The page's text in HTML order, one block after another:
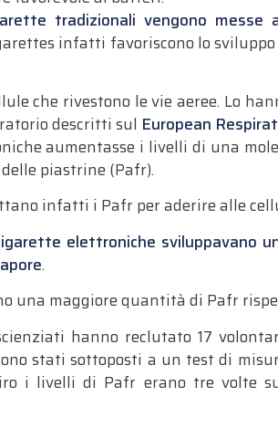
tradizionali vengono messe
infatti favoriscono lo
che rivestono le vie aeree. Lo
descritti sul European
aumentasse i livelli di una
piastrine (Pafr).
infatti i Pafr per aderire alle
elettroniche sviluppavano
.
una maggiore quantità di Pafr
hanno reclutato 17
stati sottoposti a un test di
i livelli di Pafr erano tre volte